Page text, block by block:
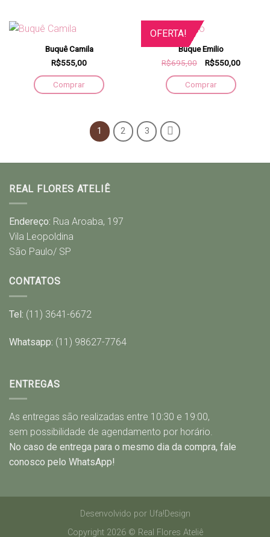
Buquê Camila
R$555,00
Comprar
OFERTA!
Buque Emilio
R$695,00
R$550,00
Comprar
1 2 3
REAL FLORES ATELIÊ
Endereço: Rua Aroaba, 197
Vila Leopoldina
São Paulo/ SP
CONTATOS
Tel: (11) 3641-6672
Whatsapp: (11) 98627-7764
ENTREGAS
As entregas são realizadas entre 10:30 e 19:00,
sem possibilidade de agendamento por horário.
No caso de entrega para o mesmo dia da compra, fale
conosco pelo WhatsApp!
Desenvolvido por Ufa!Design
Copyright 2026 © Real Flores Ateliê